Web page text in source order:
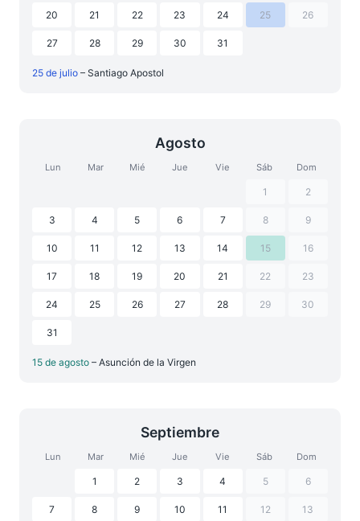
20 21 22 23 24 25 26
27 28 29 30 31
25 de julio – Santiago Apostol
Agosto
Lun Mar Mié Jue Vie Sáb Dom
1 2
3 4 5 6 7 8 9
10 11 12 13 14 15 16
17 18 19 20 21 22 23
24 25 26 27 28 29 30
31
15 de agosto – Asunción de la Virgen
Septiembre
Lun Mar Mié Jue Vie Sáb Dom
1 2 3 4 5 6
7 8 9 10 11 12 13